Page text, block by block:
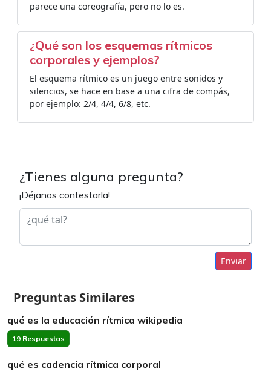
parece una coreografía, pero no lo es.
¿Qué son los esquemas rítmicos
corporales y ejemplos?
El esquema rítmico es un juego entre sonidos y
silencios, se hace en base a una cifra de compás,
por ejemplo: 2/4, 4/4, 6/8, etc.
¿Tienes alguna pregunta?
¡Déjanos contestarla!
Enviar
Preguntas Similares
qué es la educación rítmica wikipedia
19 Respuestas
qué es cadencia rítmica corporal